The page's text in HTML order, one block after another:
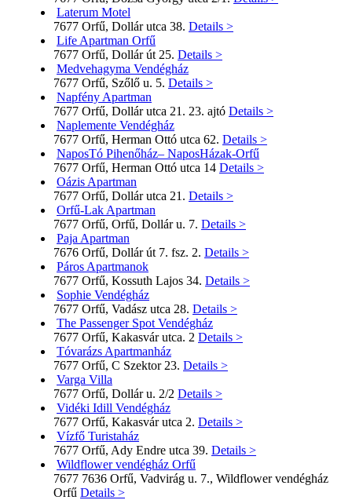
Laterum Motel
7677 Orfű, Dollár utca 38. Details >
Life Apartman Orfű
7677 Orfű, Dollár út 25. Details >
Medvehagyma Vendégház
7677 Orfű, Szőlő u. 5. Details >
Napfény Apartman
7677 Orfű, Dollár utca 21. 23. ajtó Details >
Naplemente Vendégház
7677 Orfű, Herman Ottó utca 62. Details >
NaposTó Pihenőház– NaposHázak-Orfű
7677 Orfű, Herman Ottó utca 14 Details >
Oázis Apartman
7677 Orfű, Dollár utca 21. Details >
Orfű-Lak Apartman
7677 Orfű, Orfű, Dollár u. 7. Details >
Paja Apartman
7676 Orfű, Dollár út 7. fsz. 2. Details >
Páros Apartmanok
7677 Orfű, Kossuth Lajos 34. Details >
Sophie Vendégház
7677 Orfű, Vadász utca 28. Details >
The Passenger Spot Vendégház
7677 Orfű, Kakasvár utca. 2 Details >
Tóvarázs Apartmanház
7677 Orfű, C Szektor 23. Details >
Varga Villa
7677 Orfű, Dollár u. 2/2 Details >
Vidéki Idill Vendégház
7677 Orfű, Kakasvár utca 2. Details >
Vízfő Turistaház
7677 Orfű, Ady Endre utca 39. Details >
Wildflower vendégház Orfű
7677 7636 Orfű, Vadvirág u. 7., Wildflower vendégház
Orfű Details >